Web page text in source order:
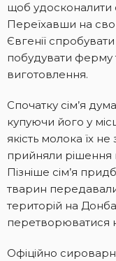
щоб удосконалити
Переїхавши на
Євгенії
побудувати ферму
виготовлення.
Спочатку сім’я
купуючи його у
якість молока їх
прийняли
Пізніше сім’я
тварин
територій на
Офіційно